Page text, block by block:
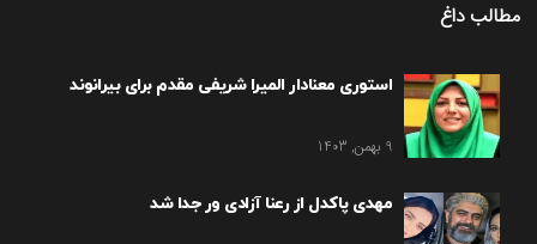
مطالب داغ
استوری معنادار المیرا شریفی مقدم برای بیرانوند
9 بهمن, 1403
مهدی پاکدل از رعنا آزادی ور جدا شد